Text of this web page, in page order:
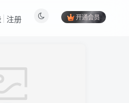
开通会员
注册